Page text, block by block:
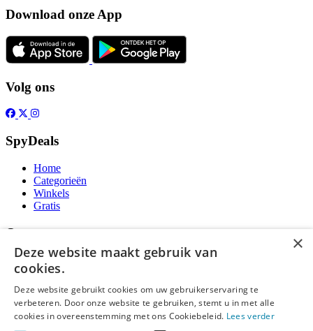
Download onze App
Volg ons
SpyDeals
Home
Categorieën
Winkels
Gratis
Over
Over ons
Contact
Publicatieregels
Legal
×
Deze website maakt gebruik van
cookies.
Deze website gebruikt cookies om uw gebruikerservaring te
verbeteren. Door onze website te gebruiken, stemt u in met alle
cookies in overeenstemming met ons Cookiebeleid. Lees verder